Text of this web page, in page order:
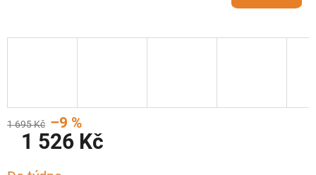
1 695 Kč –9 %
1 526 Kč